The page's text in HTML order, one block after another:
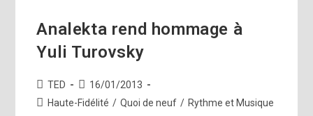
Analekta rend hommage à
Yuli Turovsky
Auteur/autrice
de
TED
Publication
publiée :
16/01/2013
PostHaute-Fidélité / Quoi de neuf / Rythme et Musique